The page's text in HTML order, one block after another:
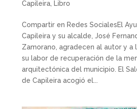
Capileira, Libro
Compartir en Redes SocialesEl
Capileira y su alcalde, José
Zamorano, agradecen al autor y a
su labor de recuperación de la
arquitectónica del municipio. El
de Capileira acogió el...